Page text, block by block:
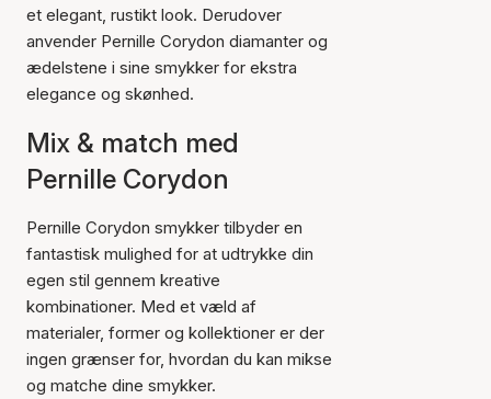
et elegant, rustikt look. Derudover
anvender Pernille Corydon diamanter og
ædelstene i sine smykker for ekstra
elegance og skønhed.
Mix & match med
Pernille Corydon
Pernille Corydon smykker tilbyder en
fantastisk mulighed for at udtrykke din
egen stil gennem kreative
kombinationer. Med et væld af
materialer, former og kollektioner er der
ingen grænser for, hvordan du kan mikse
og matche dine smykker.